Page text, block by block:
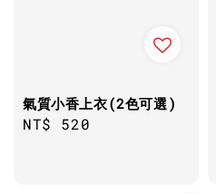
氣質小香上衣(2色可選)
Regular
NT$ 520